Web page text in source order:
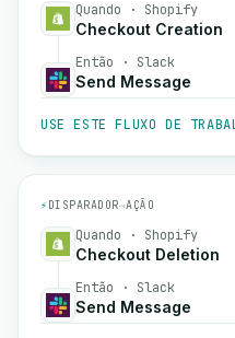
Quando · Shopify
Checkout Creation
Então · Slack
Send Message
USE ESTE FLUXO DE
⚡ DISPARADOR→AÇÃO
Quando · Shopify
Checkout Deletion
Então · Slack
Send Message